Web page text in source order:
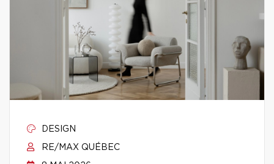
DESIGN
RE/MAX QUÉBEC